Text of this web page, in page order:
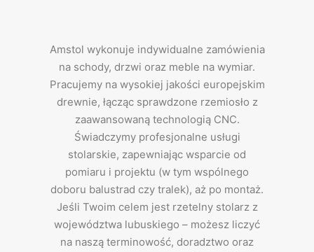
Amstol wykonuje indywidualne zamówienia
na schody, drzwi oraz meble na wymiar.
Pracujemy na wysokiej jakości europejskim
drewnie, łącząc sprawdzone rzemiosło z
zaawansowaną technologią CNC.
Świadczymy profesjonalne usługi
stolarskie, zapewniając wsparcie od
pomiaru i projektu (w tym wspólnego
doboru balustrad czy tralek), aż po montaż.
Jeśli Twoim celem jest rzetelny stolarz z
województwa lubuskiego – możesz liczyć
na naszą terminowość, doradztwo oraz